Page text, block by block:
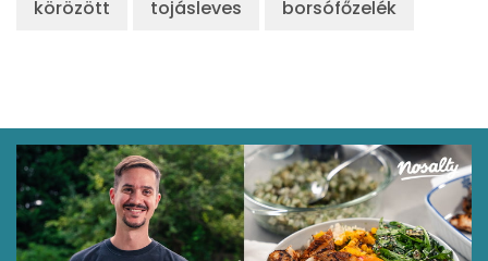
körözött tojásleves borsófőzelék